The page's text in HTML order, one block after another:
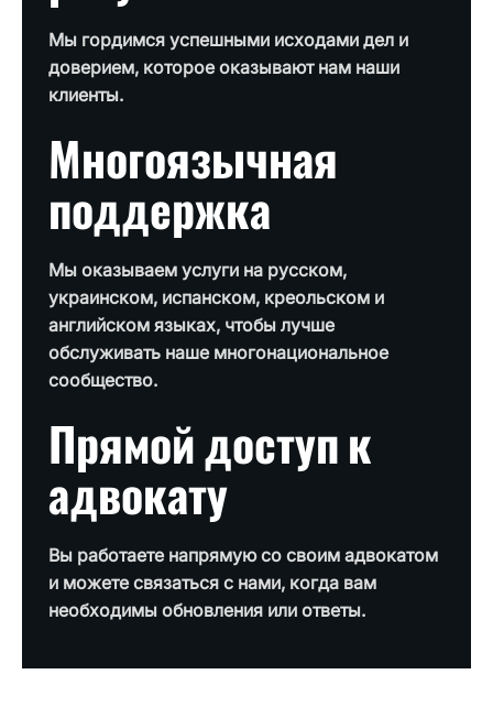
Мы гордимся успешными исходами дел и
доверием, которое оказывают нам наши
клиенты.
Многоязычная
поддержка
Мы оказываем услуги на русском,
украинском, испанском, креольском и
английском языках, чтобы лучше
обслуживать наше многонациональное
сообщество.
Прямой доступ к
адвокату
Вы работаете напрямую со своим адвокатом
и можете связаться с нами, когда вам
необходимы обновления или ответы.